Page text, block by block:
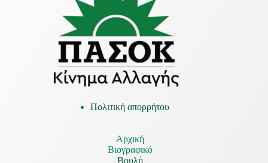
Πολιτική απορρήτου
Αρχική
Βιογραφικό
Βουλή